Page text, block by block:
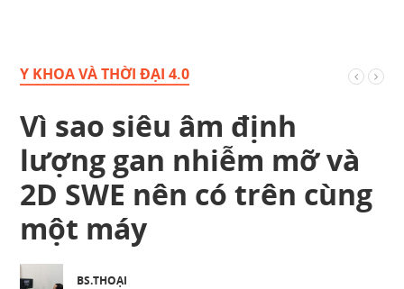
Y KHOA VÀ THỜI ĐẠI 4.0
Vì sao siêu âm định
lượng gan nhiễm mỡ và
2D SWE nên có trên cùng
một máy
BS.THOẠI